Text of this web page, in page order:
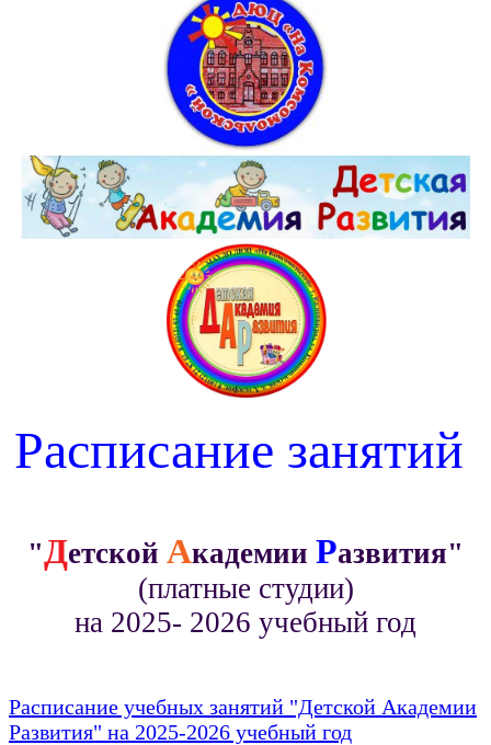
Расписание занятий
"Детской Академии Развития"
(платные студии)
на 2025- 2026 учебный год
Расписание учебных занятий "Детской Академии
Развития" на 2025-2026 учебный год